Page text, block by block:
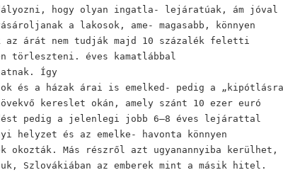
hogy olyan ingatla- lejáratúak, ám jóval
a lakosok, ame- magasabb, könnyen
az árát nem tudják majd 10 százalék feletti
törleszteni. éves kamatlábbal
Így
és a házak árai is emelked- pedig a
kereslet okán, amely szánt 10 ezer euró
pedig a jelenlegi jobb 6–8 éves lejárattal
helyzet és az emelke- havonta könnyen
okozták. Más részről azt ugyanannyiba kerülhet,
Szlovákiában az emberek mint a másik hitel.